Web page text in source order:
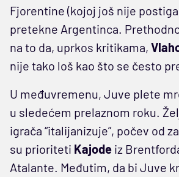
Fjorentine (kojoj još nije
pretekne Argentinca.
na to da, uprkos kritikama,
nije tako loš kao što se često
U međuvremenu, Juve plete
u sledećem prelaznom roku.
igrača “italijanizuje”, počev od
su prioriteti Kajode iz
Atalante. Međutim, da bi Juve